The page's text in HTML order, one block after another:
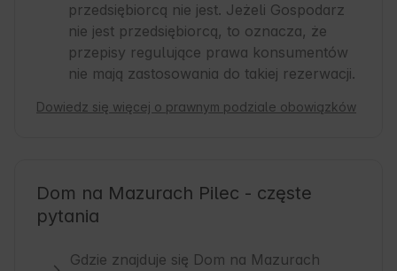
przedsiębiorcą nie jest. Jeżeli Gospodarz
nie jest przedsiębiorcą, to oznacza, że
przepisy regulujące prawa konsumentów
nie mają zastosowania do takiej rezerwacji.
Dowiedz się więcej o prawnym podziale obowiązków
Dom na Mazurach Pilec - częste
pytania
Gdzie znajduje się Dom na Mazurach